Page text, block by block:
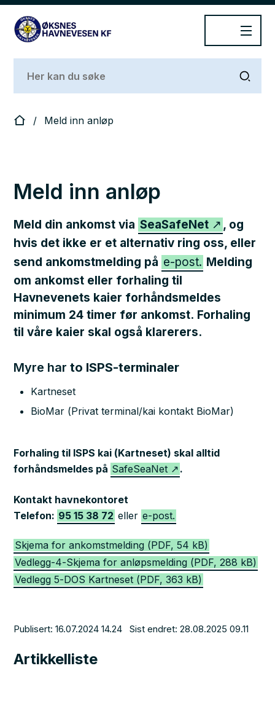
Du er her:Meld inn anløp
Meld inn anløp
Meld din ankomst via SeaSafeNet
, og
hvis det ikke er et alternativ ring oss, eller
send ankomstmelding på e-post. Melding
om ankomst eller forhaling til
Havnevenets kaier forhåndsmeldes
minimum 24 timer før ankomst. Forhaling
til våre kaier skal også klarerers.
Myre harto ISPS-terminaler
Kartneset
BioMar (Privat terminal/kai kontakt BioMar)
Forhaling til ISPS kai (Kartneset) skal alltid
forhåndsmeldes på SafeSeaNet .
Kontakt havnekontoret
Telefon: 95 15 38 72 eller e-post.
Skjema for ankomstmelding (PDF, 54 kB)
Vedlegg-4-Skjema for anløpsmelding (PDF, 288 kB)
Vedlegg 5-DOS Kartneset (PDF, 363 kB)
Publisert 16.07.2024 14.24 Sist endret 28.08.2025 09.11
Artikkelliste